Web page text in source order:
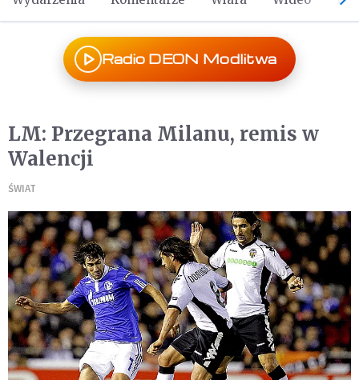
Radio DEON Modlitwa
LM: Przegrana Milanu, remis w
Walencji
ŚWIAT